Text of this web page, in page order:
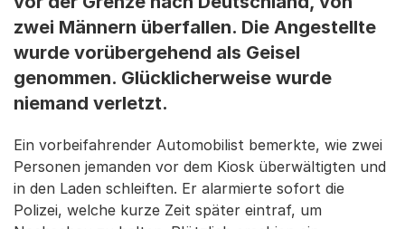
zwei Männern überfallen. Die Angestellte
wurde vorübergehend als Geisel
genommen. Glücklicherweise wurde
niemand verletzt.
Ein vorbeifahrender Automobilist bemerkte, wie zwei
Personen jemanden vor dem Kiosk überwältigten und
in den Laden schleiften. Er alarmierte sofort die
Polizei, welche kurze Zeit später eintraf, um